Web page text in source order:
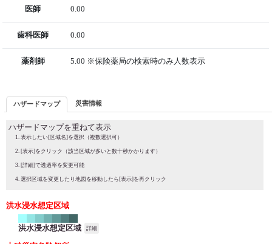
医師 0.00
歯科医師 0.00
薬剤師 5.00 ※保険薬局の検索時のみ人数表示
ハザードマップ 災害情報
ハザードマップを重ねて表示
表示したい[区域名]を選択（複数選択可）
[表示]をクリック（該当区域が多いと数十秒かかります）
[詳細]で透過率を変更可能
選択区域を変更したり地図を移動したら[表示]を再クリック
洪水浸水想定区域
洪水浸水想定区域 詳細